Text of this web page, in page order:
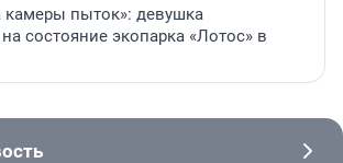
камеры пыток»: девушка
состояние экопарка «Лотос» в